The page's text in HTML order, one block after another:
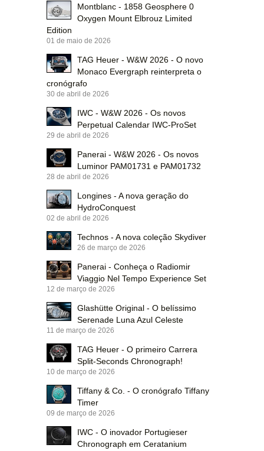
Montblanc - 1858 Geosphere 0
Oxygen Mount Elbrouz Limited
Edition
01 de maio de 2026
TAG Heuer - W&W 2026 - O novo
Monaco Evergraph reinterpreta o
cronógrafo
30 de abril de 2026
IWC - W&W 2026 - Os novos
Perpetual Calendar IWC-ProSet
29 de abril de 2026
Panerai - W&W 2026 - Os novos
Luminor PAM01731 e PAM01732
28 de abril de 2026
Longines - A nova geração do
HydroConquest
02 de abril de 2026
Technos - A nova coleção Skydiver
26 de março de 2026
Panerai - Conheça o Radiomir
Viaggio Nel Tempo Experience Set
12 de março de 2026
Glashütte Original - O belíssimo
Serenade Luna Azul Celeste
11 de março de 2026
TAG Heuer - O primeiro Carrera
Split-Seconds Chronograph!
10 de março de 2026
Tiffany & Co. - O cronógrafo Tiffany
Timer
09 de março de 2026
IWC - O inovador Portugieser
Chronograph em Ceratanium